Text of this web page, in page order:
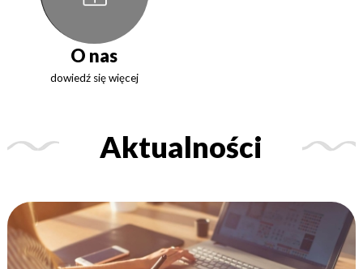
O nas
dowiedź się więcej
Aktualności